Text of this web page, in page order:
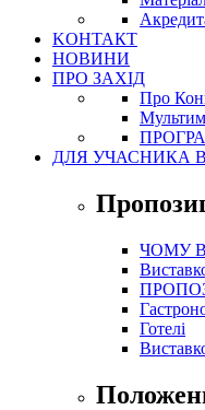
KОНТАКТ
НОВИНИ
ПРО ЗАХІД
Про
ДЛЯ УЧАСНИКА
ЧОМУ
Готелі